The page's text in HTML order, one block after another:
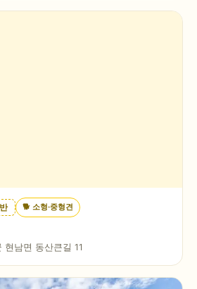
🐕 소형·중형견
현남면 동산큰길 11